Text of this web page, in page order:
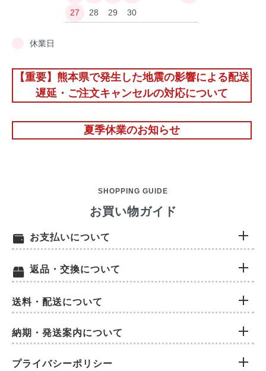
27
28 29 30
休業日
【重要】熊本県で発生した地震の影響による配送
遅延・ご注文キャンセルの対応について
夏季休業のお知らせ
SHOPPING GUIDE
お買い物ガイド
お支払いについて
返品・交換について
送料・配送について
納期・発送案内について
プライバシーポリシー